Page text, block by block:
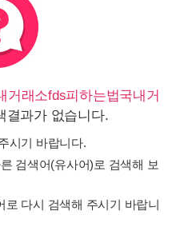
래소fds피하는법국내거
결과가 없습니다.
시기 바랍니다.
검색어(유사어)로 검색해 보
다시 검색해 주시기 바랍니